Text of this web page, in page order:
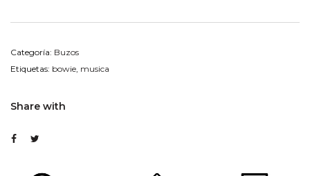
Categoría: Buzos
Etiquetas: bowie, musica
Share with